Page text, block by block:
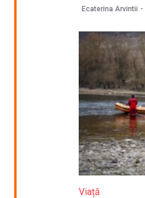
Ecaterina Arvintii
Viață